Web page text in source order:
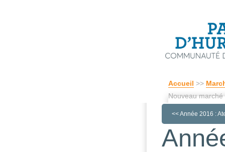
Accueil >>
Nouveau marché
<<Année 2016 :